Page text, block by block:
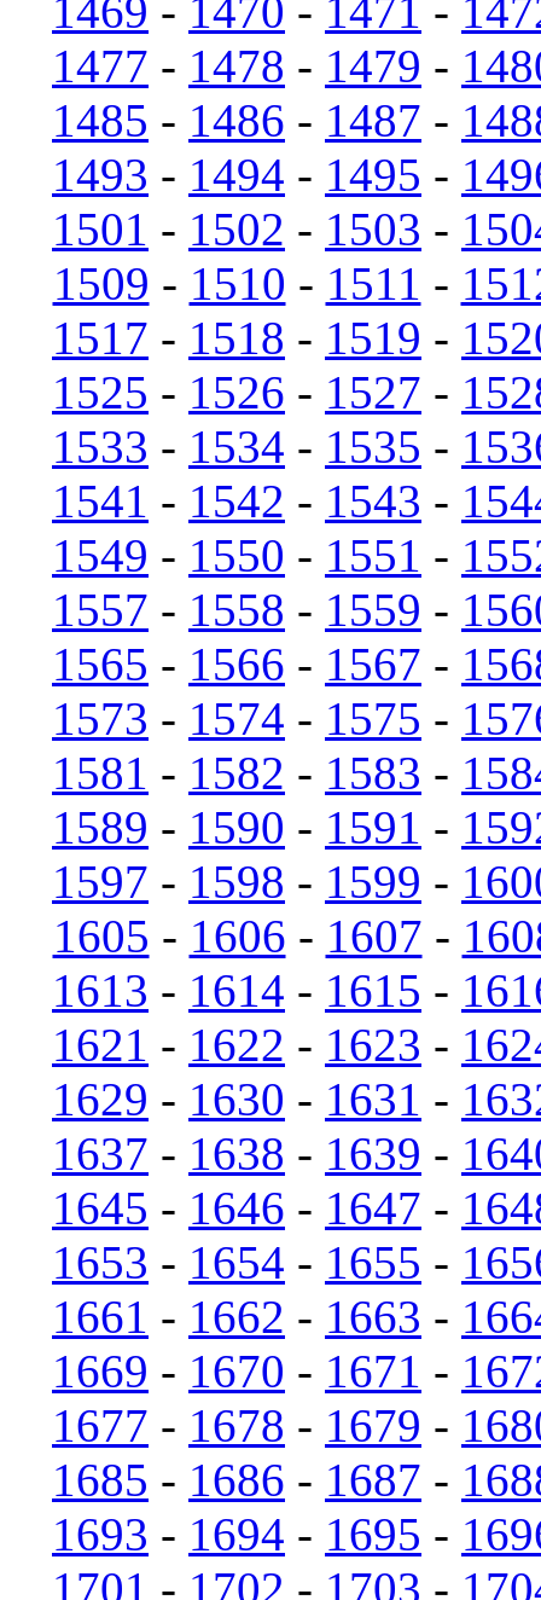
1469 - 1470 - 1471 -
1477 - 1478 - 1479 -
1485 - 1486 - 1487 -
1493 - 1494 - 1495 -
1501 - 1502 - 1503 -
1509 - 1510 - 1511 -
1517 - 1518 - 1519 -
1525 - 1526 - 1527 -
1533 - 1534 - 1535 -
1541 - 1542 - 1543 -
1549 - 1550 - 1551 -
1557 - 1558 - 1559 -
1565 - 1566 - 1567 -
1573 - 1574 - 1575 -
1581 - 1582 - 1583 -
1589 - 1590 - 1591 -
1597 - 1598 - 1599 -
1605 - 1606 - 1607 -
1613 - 1614 - 1615 -
1621 - 1622 - 1623 -
1629 - 1630 - 1631 -
1637 - 1638 - 1639 -
1645 - 1646 - 1647 -
1653 - 1654 - 1655 -
1661 - 1662 - 1663 -
1669 - 1670 - 1671 -
1677 - 1678 - 1679 -
1685 - 1686 - 1687 -
1693 - 1694 - 1695 -
1701 - 1702 - 1703 -